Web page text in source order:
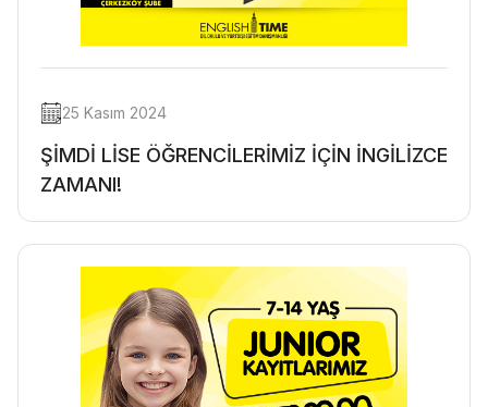
25 Kasım 2024
ŞİMDİ LİSE ÖĞRENCİLERİMİZ İÇİN İNGİLİZCE
ZAMANI!